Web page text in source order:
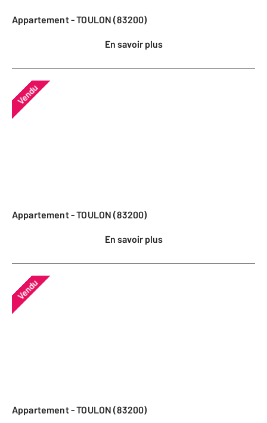
Appartement - TOULON (83200)
En savoir plus
Vendu
Appartement - TOULON (83200)
En savoir plus
Vendu
Appartement - TOULON (83200)